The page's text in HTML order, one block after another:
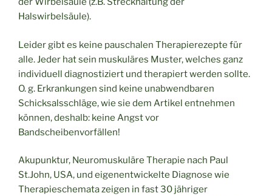
Halswirbelsäule).
Leider gibt es keine pauschalen Therapierezepte für
alle. Jeder hat sein muskuläres Muster, welches ganz
individuell diagnostiziert und therapiert werden sollte.
O. g. Erkrankungen sind keine unabwendbaren
Schicksalsschläge, wie sie dem Artikel entnehmen
können, deshalb: keine Angst vor
Bandscheibenvorfällen!
Akupunktur, Neuromuskuläre Therapie nach Paul
St.John, USA, und eigenentwickelte Diagnose wie
Therapieschemata zeigen in fast 30 jähriger